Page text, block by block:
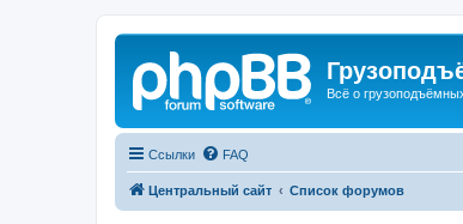
Всё о
Ссылки FAQ
Центральный сайт Список форумов